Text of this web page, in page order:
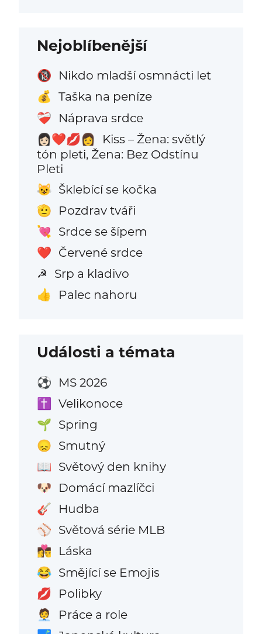
Nejoblíbenější
🔞 Nikdo mladší osmnácti let
💰 Taška na peníze
❤️‍🩹 Náprava srdce
👩🏻‍❤️‍💋‍👩
Kiss – Žena: světlý
tón pleti, Žena: Bez Odstínu
Pleti
😺 Šklebící se kočka
🫡 Pozdrav tváři
💘 Srdce se šípem
❤️ Červené srdce
☭ Srp a kladivo
👍 Palec nahoru
Události a témata
⚽ MS 2026
✝️ Velikonoce
🌱 Spring
😞 Smutný
📖 Světový den knihy
🐶 Domácí mazlíčci
🎸 Hudba
⚾ Světová série MLB
👩‍❤️‍💋‍👨 Láska
😂 Smějící se Emojis
💋 Polibky
🧑‍💼 Práce a role